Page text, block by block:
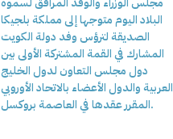
البلاد اليوم متوجها إلى مملكة بلجيكا
الصديقة لترؤس وفد دولة الكويت
المشارك في القمة المشتركة الأولى بين
دول مجلس التعاون لدول الخليج
العربية والدول الأعضاء بالاتحاد الأوروبي
المقرر عقدها في العاصمة بروكسل.